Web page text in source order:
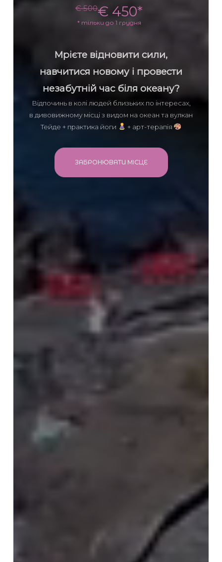
€ 500€ 450*
* тільки до 1 грудня
Мрієте відновити сили,
навчитися новому і провести
незабутній час біля океану?
Відпочинь в колі людей близьких по інтересах,
в дивовижному місці з видом на океан та вулкан
Тейде + практика йоги
+ арт-терапія
ЗАБРОНЮВАТИ МІСЦЕ